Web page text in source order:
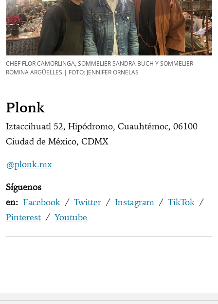
CHEF FLOR CAMORLINGA, SOMMELIER SANDRA BUCH Y SOMMELIER
ROMINA ARGÜELLES | FOTO: JENNIFER ORNELAS
Plonk
Iztaccihuatl 52, Hipódromo, Cuauhtémoc, 06100
Ciudad de México, CDMX
@plonk.mx
Síguenos
en: Facebook / Twitter / Instagram / TikTok /
Pinterest / Youtube